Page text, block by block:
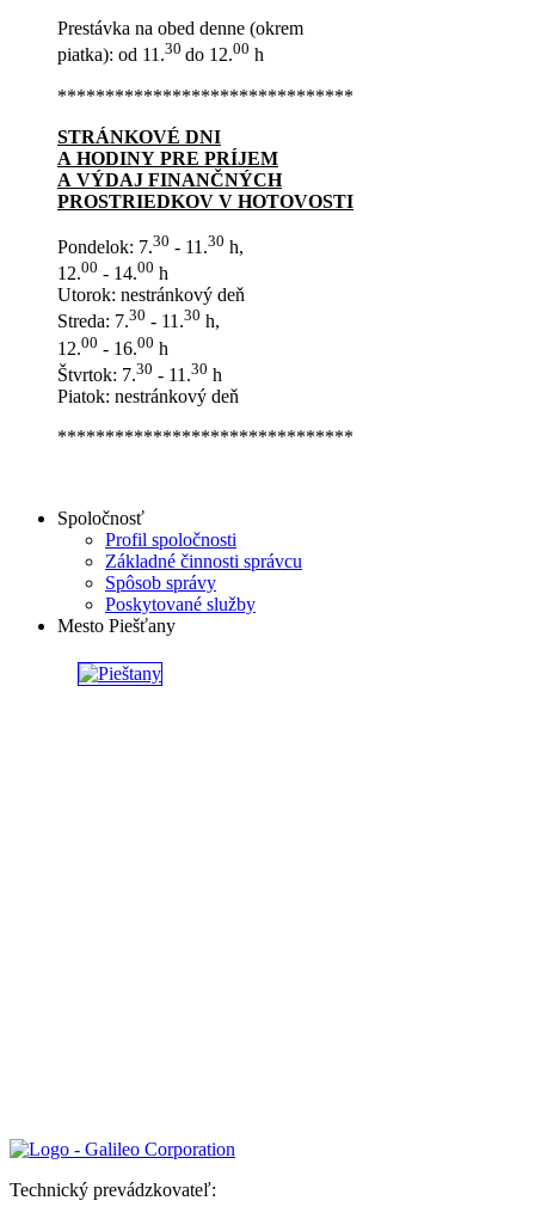
Prestávka na obed denne (okrem
piatka): od 11.30 do 12.00 h
*******************************
STRÁNKOVÉ DNI
A HODINY PRE PRÍJEM
A VÝDAJ FINANČNÝCH
PROSTRIEDKOV V HOTOVOSTI
Pondelok: 7.30 - 11.30 h,
12.00 - 14.00 h
Utorok: nestránkový deň
Streda: 7.30 - 11.30 h,
12.00 - 16.00 h
Štvrtok: 7.30 - 11.30 h
Piatok: nestránkový deň
*******************************
Spoločnosť
Profil spoločnosti
Základné činnosti správcu
Spôsob správy
Poskytované služby
Mesto Piešťany
Technický prevádzkovateľ: